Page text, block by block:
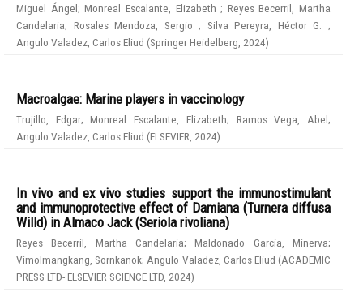
Miguel Ángel;Monreal Escalante, Elizabeth; Reyes Becerril, Martha
Candelaria; Rosales Mendoza, Sergio; Silva Pereyra, Héctor G.;
Angulo Valadez, Carlos Eliud (Springer Heidelberg 2024)
Macroalgae: Marine players in vaccinology
Trujillo, Edgar;Monreal Escalante, Elizabeth; Ramos Vega, Abel;
Angulo Valadez, Carlos Eliud (ELSEVIER 2024)
In vivo and ex vivo studies support the immunostimulant
and immunoprotective effect of Damiana (Turnera diffusa
Willd) in Almaco Jack (Seriola rivoliana)
Reyes Becerril, Martha Candelaria;Maldonado García, Minerva;
Vimolmangkang, Sornkanok; Angulo Valadez, Carlos Eliud (ACADEMIC
PRESS LTD- ELSEVIER SCIENCE LTD 2024)